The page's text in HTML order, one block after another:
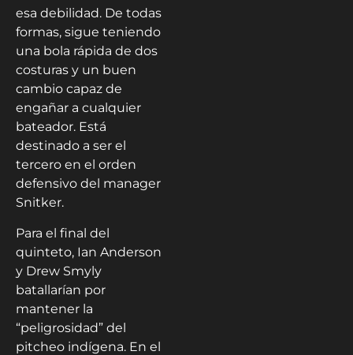
esa debilidad. De todas
formas, sigue teniendo
una bola rápida de dos
costuras y un buen
cambio capaz de
engañar a cualquier
bateador. Está
destinado a ser el
tercero en el orden
defensivo del manager
Snitker.
Para el final del
quinteto, Ian Anderson
y Drew Smyly
batallarían por
mantener la
“peligrosidad” del
pitcheo indígena. En el